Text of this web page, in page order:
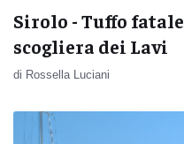
Sirolo - Tuffo
scogliera dei Lavi
di Rossella Luciani